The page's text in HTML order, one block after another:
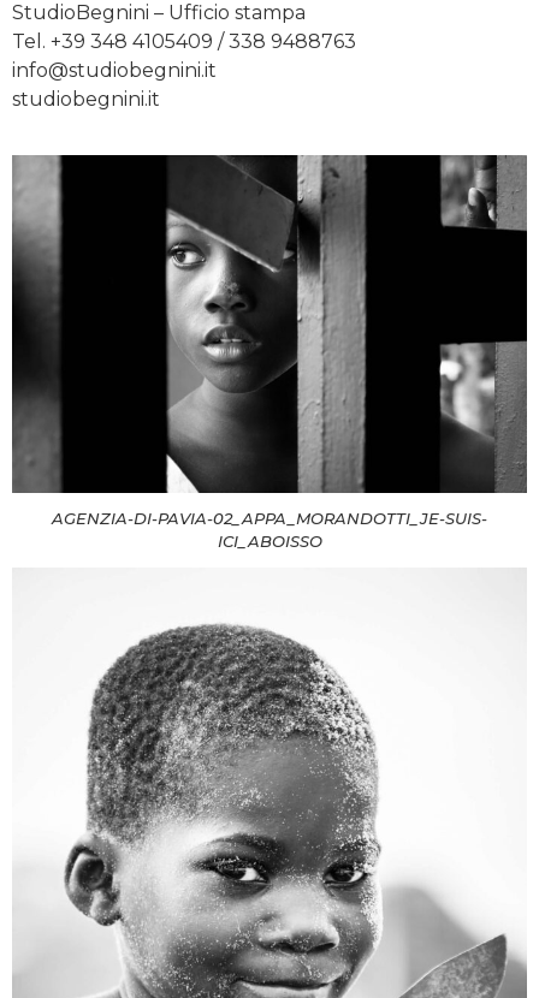
StudioBegnini – Ufficio stampa
Tel. +39 348 4105409 / 338 9488763
info@studiobegnini.it
studiobegnini.it
AGENZIA-DI-PAVIA-02_APPA_MORANDOTTI_JE-SUIS-
ICI_ABOISSO